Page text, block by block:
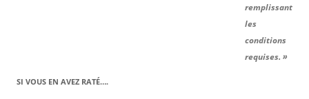
remplissant
les
conditions
requises. »
SI VOUS EN AVEZ RATÉ….